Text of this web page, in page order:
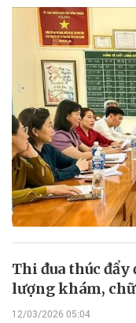
Thi đua thúc
lượng khám,
12/03/2026 05:04